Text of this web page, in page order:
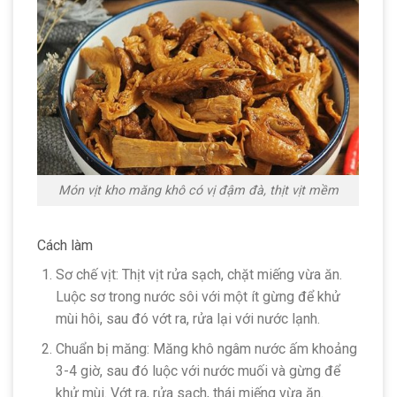
Món vịt kho măng khô có vị đậm đà, thịt vịt mềm
Cách làm
Sơ chế vịt: Thịt vịt rửa sạch, chặt miếng vừa ăn.
Luộc sơ trong nước sôi với một ít gừng để khử
mùi hôi, sau đó vớt ra, rửa lại với nước lạnh.
Chuẩn bị măng: Măng khô ngâm nước ấm khoảng
3-4 giờ, sau đó luộc với nước muối và gừng để
khử mùi. Vớt ra, rửa sạch, thái miếng vừa ăn.